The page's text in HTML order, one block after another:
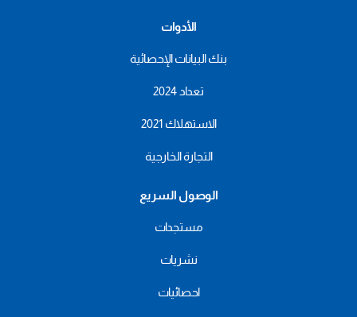
الأدوات
بنك البيانات الإحصائية
تعداد 2024
الاستهلاك 2021
التجارة الخارجية
الوصول السريع
مستجدات
نشريات
احصائيات